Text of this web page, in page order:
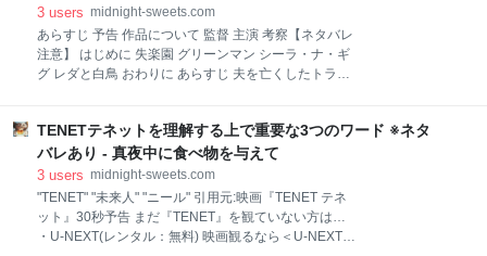
PAPRIKA [2007] - Official Trailer (HD) 配信サイト まだ
『パプリカ』を観ていない方は… ・U-NEXT(レンタ
ル：無料) 映画観るなら＜U-NEXT＞ ・Amazonプライ
ム(レンタル：¥400) ・Netflix(レンタル：無料)
ご確認下さい。 ここからは映画
3 users midnight-sweets.com
あらすじ 予告 作品について 監督 主演 考察【ネタバレ
注意】 はじめに 失楽園 グリーンマン シーラ・ナ・ギ
グ レダと白鳥 おわりに あらすじ 夫を亡くしたトラウ
年、警察官、町で会う人々がみな同じ顔であることに
気付く。得体の知れない恐怖の正体とは…。 予告
『MEN 同じ顔の男たち』本予告 作品について 『ミッ
ドサマー』『ヘレディタリー/継承』『ライトハウス』
など濃厚なスリラー映画を排出し続けるアメリカの配
給会社A24と同社代表作のうちの一つ『エクスマキ
TENETテネットを理解する上で重要な3つのワード ※ネタ
バレあり - 真夜中に食べ物を与えて
3 users midnight-sweets.com
"TENET" "未来人" "ニール" 引用元:映画『TENET テネ
ット』30秒予告 まだ『TENET』を観ていない方は…
・U-NEXT(レンタル：無料) 映画観るなら＜U-NEXT＞